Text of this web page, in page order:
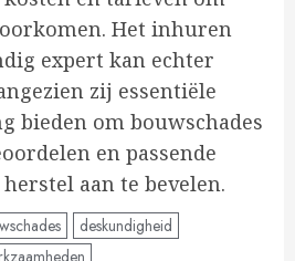
Het inhuren
expert kan echter
zij essentiële
bieden om bouwschades
en passende
aan te bevelen.
deskundigheid